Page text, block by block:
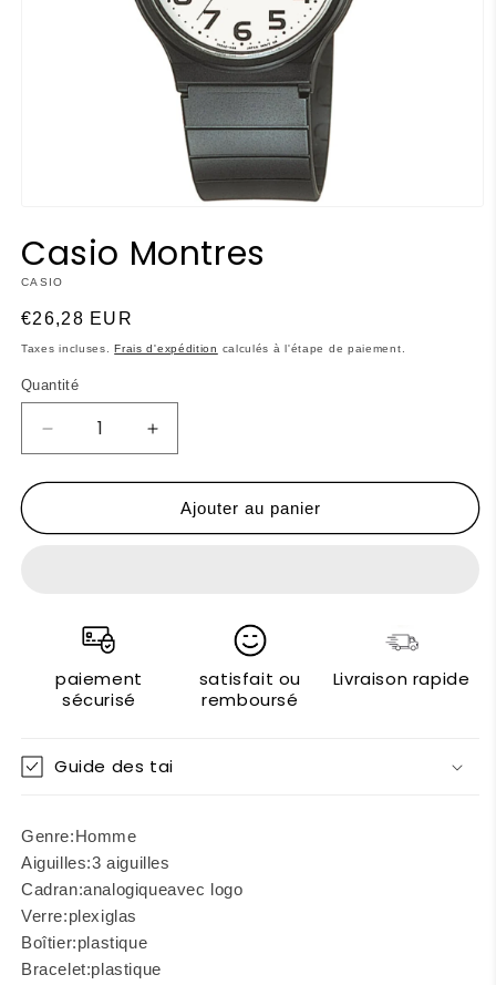
média
1
dans
fenêtre
modale
Casio Montres
CASIO
Prix
habituel
€26,28 EUR
Taxes incluses.Frais d'expédition calculés à l'étape de paiement.
Quantité
Réduire
la
quantité
Casio
Augmenter
la
quantité
Casio
Ajouter au panier
paiement
sécurisé
satisfait ou
remboursé
Livraison rapide
Guide des tai
Genre:Homme
Aiguilles:3 aiguilles
Cadran:analogiqueavec logo
Verre:plexiglas
Boîtier:plastique
Bracelet:plastique